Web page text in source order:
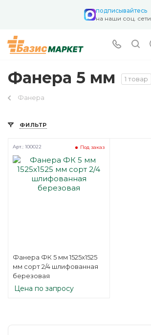
подписывайтесь
на наши соц. сети
Фанера 5 мм 1 товар
Фанера
ФИЛЬТР
Фанера ФК 5 мм 1525х1525
мм сорт 2/4 шлифованная
березовая
Под заказ
Арт.: 100022
Цена по запросу